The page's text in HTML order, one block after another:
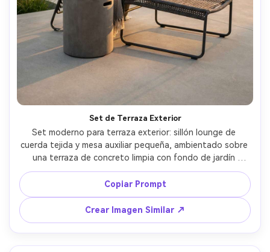
Set de Terraza Exterior
Set moderno para terraza exterior: sillón lounge de
cuerda tejida y mesa auxiliar pequeña, ambientado sobre
una terraza de concreto limpia con fondo de jardín
desenfocado, luz dorada del atardecer con sombras
suaves, tomada con Sony A7IV, 35mm, f/2.8, fotorrealista,
anuncio de estilo de vida ligero, materiales definidos y
textura resistente --ar 4:5
Copiar Prompt
Crear Imagen Similar ↗